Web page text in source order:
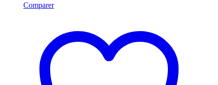
Comparer